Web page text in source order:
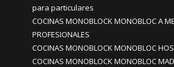
para particulares
COCINAS MONOBLOCK MONOBLOC A
PROFESIONALES
COCINAS MONOBLOCK MONOBLOC
COCINAS MONOBLOCK MONOBLOC